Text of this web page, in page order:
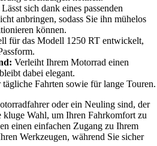
Lässt sich dank eines passenden
anbringen, sodass Sie ihn mühelos
können.
für das Modell 1250 RT entwickelt,
Verleiht Ihrem Motorrad einen
dabei elegant.
Fahrten sowie für lange Touren.
oder ein Neuling sind, der
kluge Wahl, um Ihren Fahrkomfort zu
einen einfachen Zugang zu Ihrem
Werkzeugen, während Sie sicher